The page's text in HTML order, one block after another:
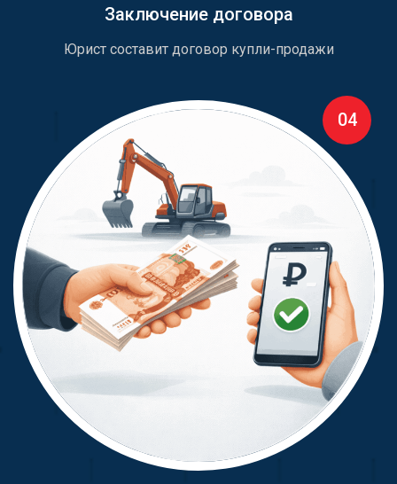
Заключение договора
Юрист составит договор купли-продажи
04